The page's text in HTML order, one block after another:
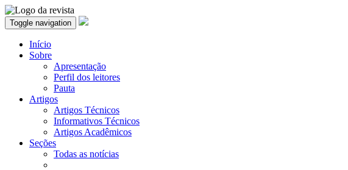
Toggle navigation
Início
Sobre
Apresentação
Perfil dos leitores
Pauta
Artigos
Artigos Técnicos
Informativos Técnicos
Artigos Acadêmicos
Seções
Todas as notícias